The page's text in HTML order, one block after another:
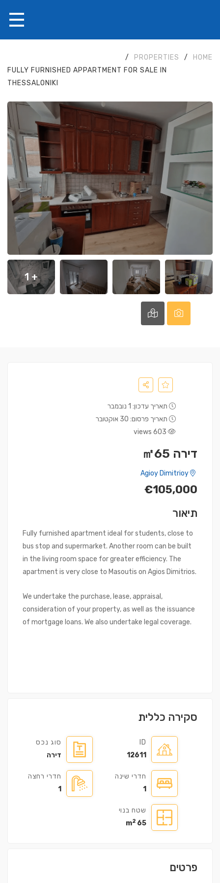
HOME
/
PROPERTIES
/
FULLY FURNISHED APPARTMENT FOR SALE IN
THESSALONIKI
+ 1
תאריך עדכון: 1 נובמבר
תאריך פרסום: 30 אוקטובר
603 views
דירה ㎡65
€105,000
תיאור
Fully furnished apartment ideal for students, close to
bus stop and supermarket. Another room can be built
in the living room space for greater efficiency. The
apartment is very close to Masoutis on Agios Dimitrios.
We undertake the purchase, lease, appraisal,
consideration of your property, as well as the issuance
of mortgage loans. We also undertake legal coverage.
סקירה כללית
ID
12611
סוג נכס
דירה
חדרי שינה
1
חדרי רחצה
1
שטח בנוי
65 m
2
פרטים